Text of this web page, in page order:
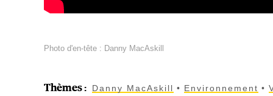
Photo d'en-tête : Danny MacAskill
Thèmes: Danny MacAskill Environnement